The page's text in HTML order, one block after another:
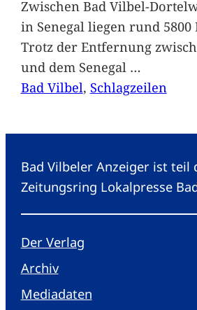
Zwischen Bad Vilbel-
in Senegal liegen rund 5800
Trotz der Entfernung
und dem Senegal …
Bad Vilbel, Schlagzeilen
Bad Vilbeler Anzeiger ist teil
Zeitungsring Lokalpresse
Der Verlag
Archiv
Mediadaten